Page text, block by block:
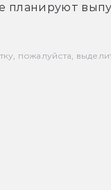
планируют
пожалуйста,